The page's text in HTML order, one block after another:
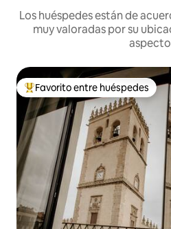
Los huéspedes están de
muy valoradas por su
Favorito entre huéspedes
Favorito entre huéspedes